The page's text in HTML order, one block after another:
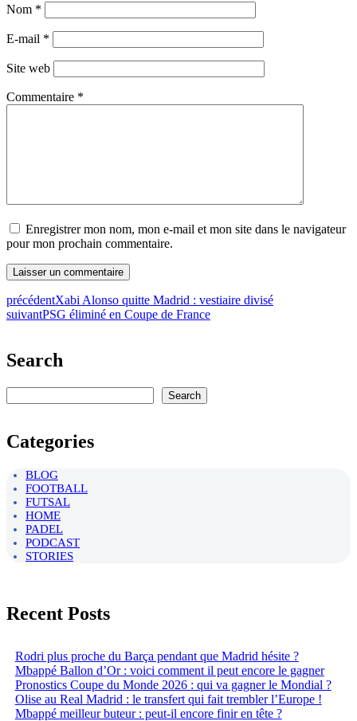
Nom *
E-mail *
Site web
Commentaire *
Enregistrer mon nom, mon e-mail et mon site dans le navigateur
pour mon prochain commentaire.
précédentXabi Alonso quitte Madrid : vestiaire divisé
suivantPSG éliminé en Coupe de France
Search
Search
Categories
BLOG
FOOTBALL
FUTSAL
HOME
PADEL
PODCAST
STORIES
Recent Posts
Rodri plus proche du Barça pendant que Madrid hésite ?
Mbappé Ballon d’Or : voici comment il peut encore le gagner
Pronostics Coupe du Monde 2026 : qui va gagner le Mondial ?
Olise au Real Madrid : le transfert qui fait trembler l’Europe !
Mbappé meilleur buteur : peut-il encore finir en tête ?